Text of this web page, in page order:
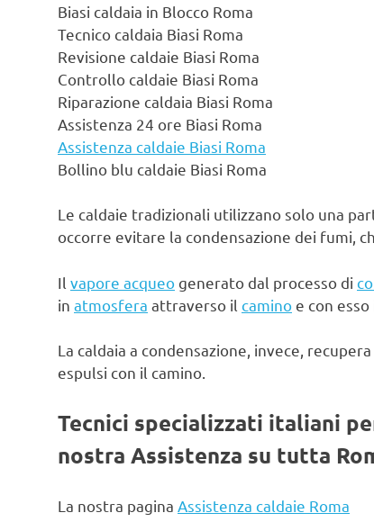
Biasi caldaia in Blocco Roma
Tecnico caldaia Biasi Roma
Revisione caldaie Biasi Roma
Controllo caldaie Biasi Roma
Riparazione caldaia Biasi Roma
Assistenza 24 ore Biasi Roma
Assistenza caldaie Biasi Roma
Bollino blu caldaie Biasi Roma
Le caldaie tradizionali utilizzano solo una
occorre evitare la condensazione dei fumi,
Il vapore acqueo generato dal processo di
in atmosfera attraverso il camino e con esso
La caldaia a condensazione, invece,
espulsi con il camino.
Tecnici specializzati italiani
nostra Assistenza su tutta
La nostra pagina Assistenza caldaie Roma